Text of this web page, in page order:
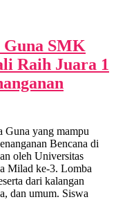
SMK
Raih Juara 1
Guna yang mampu
Bencana di
oleh Universitas
Milad ke-3. Lomba
dari kalangan
dan umum. Siswa